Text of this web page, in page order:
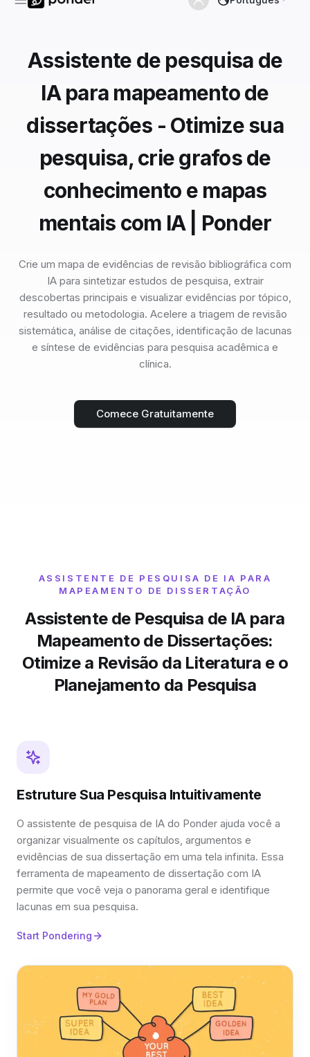
Assistente de pesquisa de
IA para mapeamento de
dissertações - Otimize sua
pesquisa, crie grafos de
conhecimento e mapas
mentais com IA | Ponder
Crie um mapa de evidências de revisão bibliográfica com
IA para sintetizar estudos de pesquisa, extrair
descobertas principais e visualizar evidências por tópico,
resultado ou metodologia. Acelere a triagem de revisão
sistemática, análise de citações, identificação de lacunas
e síntese de evidências para pesquisa acadêmica e
clínica.
Comece Gratuitamente
ASSISTENTE DE PESQUISA DE IA PARA
MAPEAMENTO DE DISSERTAÇÃO
Assistente de Pesquisa de IA para
Mapeamento de Dissertações:
Otimize a Revisão da Literatura e o
Planejamento da Pesquisa
Estruture Sua Pesquisa Intuitivamente
O assistente de pesquisa de IA do Ponder ajuda você a
organizar visualmente os capítulos, argumentos e
evidências de sua dissertação em uma tela infinita. Essa
ferramenta de mapeamento de dissertação com IA
permite que você veja o panorama geral e identifique
lacunas em sua pesquisa.
Start Pondering